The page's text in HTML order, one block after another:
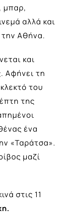
μπαρ,
αλλά και
Αθήνα.
και
Αφήνει τη
του
της
ένα
«Ταράτσα».
μαζί
στις 11